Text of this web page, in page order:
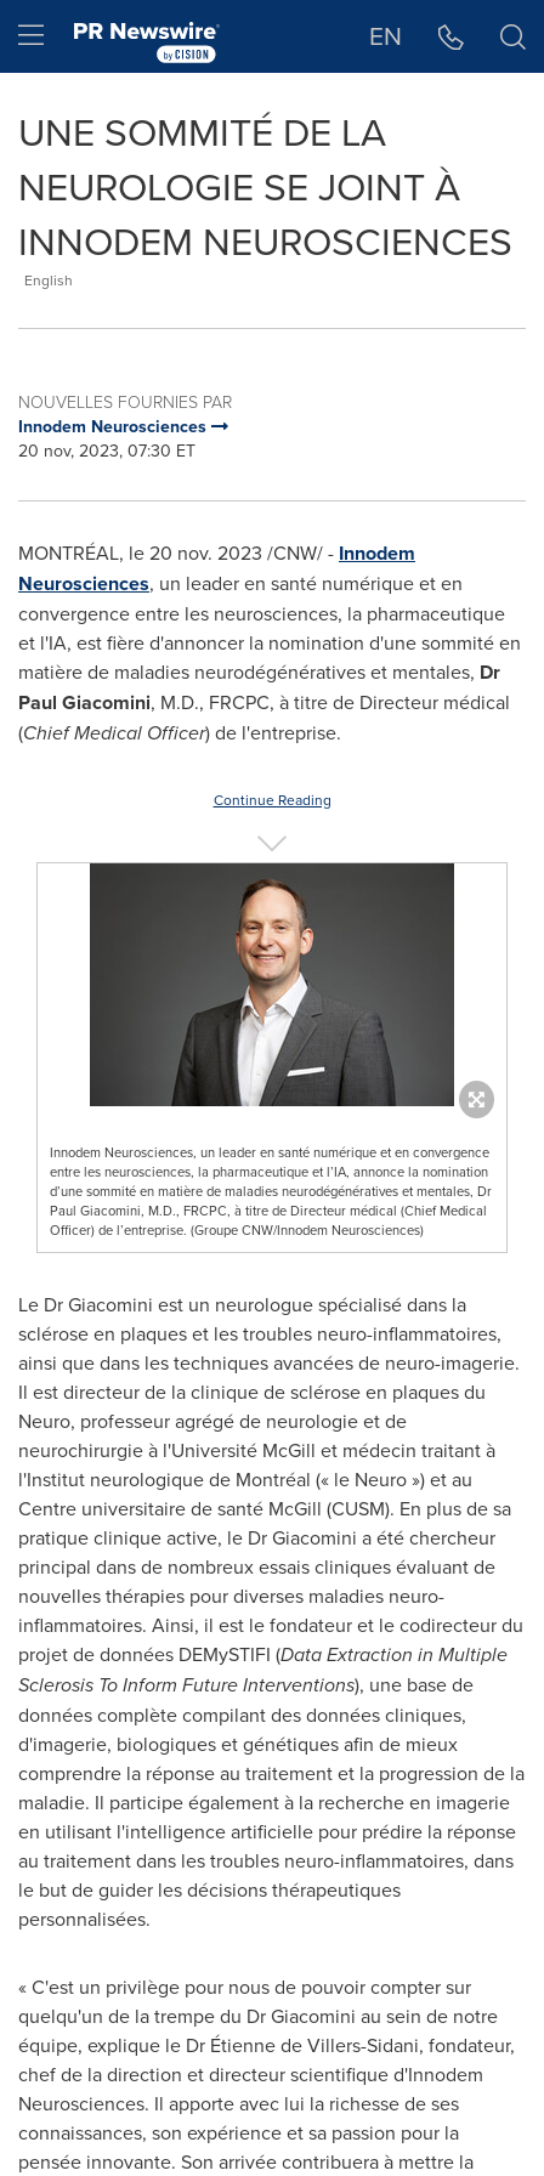
Hamburger menu EN
UNE SOMMITÉ DE LA
NEUROLOGIE SE JOINT À
INNODEM NEUROSCIENCES
English
NOUVELLES FOURNIES PAR
Innodem Neurosciences
20 nov, 2023, 07:30 ET
MONTRÉAL, le20 nov. 2023 /CNW/ - Innodem
Neurosciences, un leader en santé numérique et en
convergence entre les neurosciences, la pharmaceutique
et l'IA, est fière d'annoncer la nomination d'une sommité en
matière de maladies neurodégénératives et mentales, Dr
Paul Giacomini, M.D., FRCPC, à titre de Directeur médical
(Chief Medical Officer) de l'entreprise.
Continue Reading
Innodem Neurosciences, un leader en santé numérique et en convergence
entre les neurosciences, la pharmaceutique et l’IA, annonce la nomination
d’une sommité en matière de maladies neurodégénératives et mentales, Dr
Paul Giacomini, M.D., FRCPC, à titre de Directeur médical (Chief Medical
Officer) de l’entreprise. (Groupe CNW/Innodem Neurosciences)
Le Dr Giacomini est un neurologue spécialisé dans la
sclérose en plaques et les troubles neuro-inflammatoires,
ainsi que dans les techniques avancées de neuro-imagerie.
Il est directeur de la clinique de sclérose en plaques du
Neuro, professeur agrégé de neurologie et de
neurochirurgie à l'Université McGill et médecin traitant à
l'Institut neurologique de Montréal (« le Neuro») et au
Centre universitaire de santé McGill (CUSM). En plus de sa
pratique clinique active, le Dr Giacomini a été chercheur
principal dans de nombreux essais cliniques évaluant de
nouvelles thérapies pour diverses maladies neuro-
inflammatoires. Ainsi, il est le fondateur et le codirecteur du
projet de données DEMySTIFI (Data Extraction in Multiple
Sclerosis To Inform Future Interventions), une base de
données complète compilant des données cliniques,
d'imagerie, biologiques et génétiques afin de mieux
comprendre la réponse au traitement et la progression de la
maladie. Il participe également à la recherche en imagerie
en utilisant l'intelligence artificielle pour prédire la réponse
au traitement dans les troubles neuro-inflammatoires, dans
le but de guider les décisions thérapeutiques
personnalisées.
« C'est un privilège pour nous de pouvoir compter sur
quelqu'un de la trempe du Dr Giacomini au sein de notre
équipe, explique le Dr Étienne de Villers-Sidani, fondateur,
chef de la direction et directeur scientifique d'Innodem
Neurosciences. Il apporte avec lui la richesse de ses
connaissances, son expérience et sa passion pour la
pensée innovante. Son arrivée contribuera à mettre la